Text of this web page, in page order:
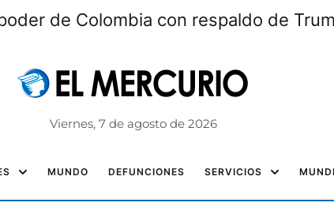
de Colombia con respaldo de
Viernes, 7 de agosto de 2026
MUNDO DEFUNCIONES SERVICIOS